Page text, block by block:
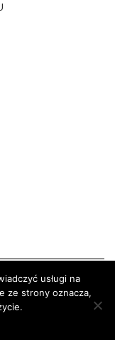
Dr Pixel
usługi na
ze strony oznacza,